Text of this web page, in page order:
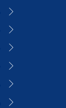





